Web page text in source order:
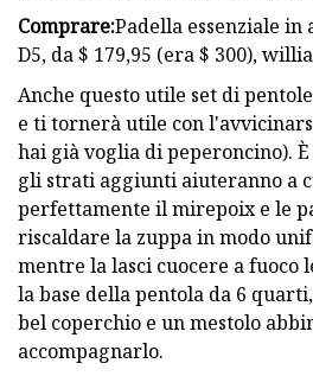
Comprare:Padella essenziale in
D5, da $ 179,95 (era $ 300),
Anche questo utile set di
e ti tornerà utile con
hai già voglia di peperoncino).
gli strati aggiunti aiuteranno a
perfettamente il mirepoix e le
riscaldare la zuppa in modo
mentre la lasci cuocere a fuoco
la base della pentola da 6
bel coperchio e un mestolo
accompagnarlo.